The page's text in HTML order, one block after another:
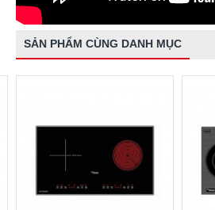
SẢN PHẨM CÙNG DANH MỤC